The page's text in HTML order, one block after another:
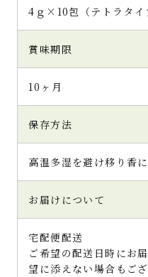
4ｇ×10包（テトラタイ
賞味期限
10ヶ月
保存方法
高温多湿を避け移り香
お届けについて
宅配便配送
ご希望の配送日時にお
望に添えない場合もござ